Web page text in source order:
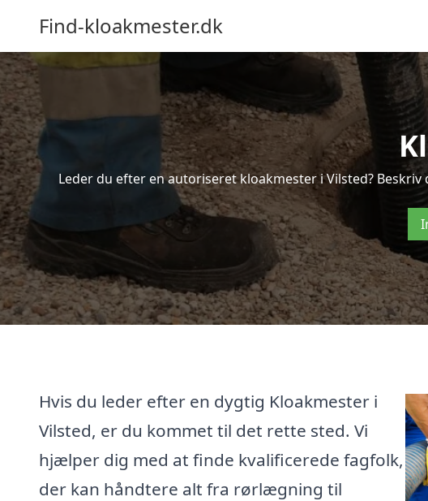
Find-kloakmester.dk
Leder du efter en autoriseret kloakmester i Vilsted?
Hvis du leder efter en dygtig Kloakmester i
Vilsted, er du kommet til det rette sted. Vi
hjælper dig med at finde kvalificerede fagfolk,
der kan håndtere alt fra rørlægning til